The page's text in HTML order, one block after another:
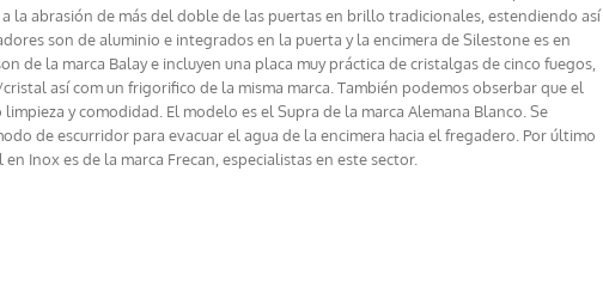
la abrasión de más del doble de las puertas en brillo tradicionales, estendiendo así
son de aluminio e integrados en la puerta y la encimera de Silestone es en
de la marca Balay e incluyen una placa muy práctica de cristalgas de cinco fuegos,
así com un frigorifico de la misma marca. También podemos obserbar que el
y comodidad. El modelo es el Supra de la marca Alemana Blanco. Se
de escurridor para evacuar el agua de la encimera hacia el fregadero. Por último
Inox es de la marca Frecan, especialistas en este sector.